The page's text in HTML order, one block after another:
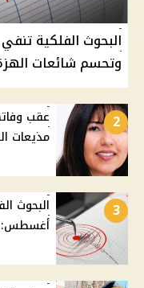
البحوث الفلكية
وتحسم شائعات
2
عقب
مذيعات
3
أغسطس: